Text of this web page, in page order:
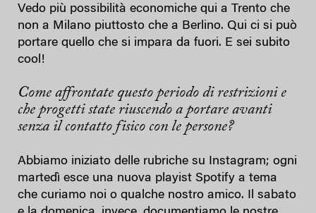
Vedo più possibilità economiche qui a Trento che
non a Milano piuttosto che a Berlino. Qui ci si può
portare quello che si impara da fuori. E sei subito
cool!
Come affrontate questo periodo di restrizioni e
che progetti state riuscendo a portare avanti
senza il contatto fisico con le persone?
Abbiamo iniziato delle rubriche su Instagram; ogni
martedì esce una nuova playist Spotify a tema
che curiamo noi o qualche nostro amico. Il sabato